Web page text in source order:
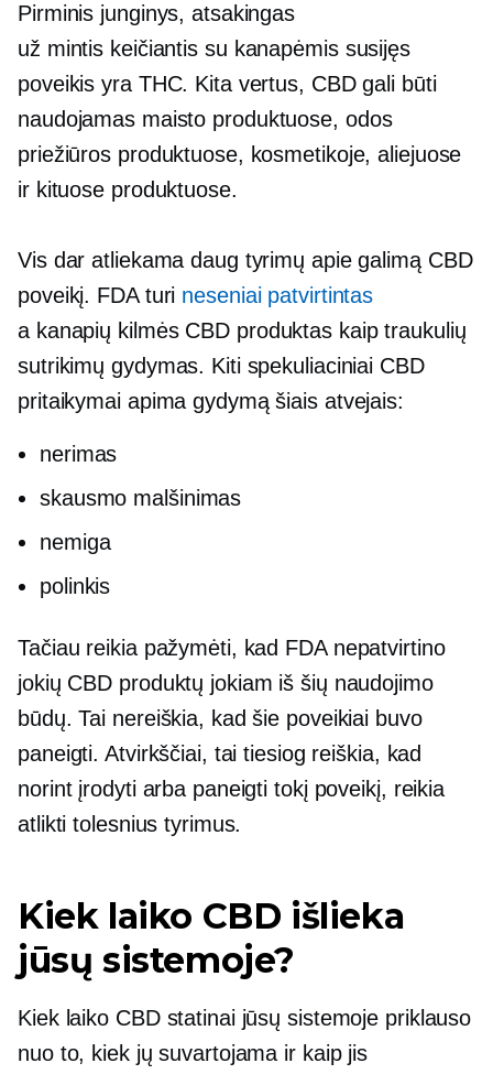
Pirminis junginys, atsakingas
už mintis keičiantis su kanapėmis susijęs
poveikis yra THC. Kita vertus, CBD gali būti
naudojamas maisto produktuose, odos
priežiūros produktuose, kosmetikoje, aliejuose
ir kituose produktuose.
Vis dar atliekama daug tyrimų apie galimą CBD
poveikį. FDA turi neseniai patvirtintas
a kanapių kilmėsCBD produktas kaip traukulių
sutrikimų gydymas. Kiti spekuliaciniai CBD
pritaikymai apima gydymą šiais atvejais:
nerimas
skausmo malšinimas
nemiga
polinkis
Tačiau reikia pažymėti, kad FDA nepatvirtino
jokių CBD produktų jokiam iš šių naudojimo
būdų. Tai nereiškia, kad šie poveikiai buvo
paneigti. Atvirkščiai, tai tiesiog reiškia, kad
norint įrodyti arba paneigti tokį poveikį, reikia
atlikti tolesnius tyrimus.
Kiek laiko CBD išlieka
jūsų sistemoje?
Kiek laiko CBD statinai jūsų sistemoje priklauso
nuo to, kiek jų suvartojama ir kaip jis